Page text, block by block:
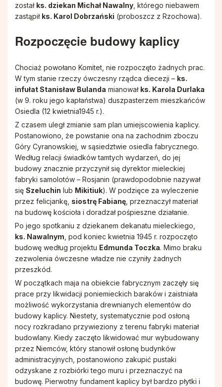
Duszpasterstwo Chorych i Samotnych
Chór Parafialny
został ks. dziekan Michał Nawalny , którego niebawem
zastąpił ks. Karol Dobrzański (proboszcz z Rzochowa).
Rozpoczęcie budowy kaplicy
Chociaż powołano Komitet, nie rozpoczęto żadnych prac.
W tym stanie rzeczy ówczesny rządca diecezji – ks.
infułat Stanisław Bulanda mianował ks. Karola Durlaka
(w 9. roku jego kapłaństwa) duszpasterzem mieszkańców
Osiedla (12 kwietnia1945 r.).
Z czasem uległ zmianie sam plan umiejscowienia kaplicy.
Postanowiono, że powstanie ona na zachodnim zboczu
Góry Cyranowskiej, w sąsiedztwie osiedla fabrycznego.
Według relacji świadków tamtych wydarzeń, do jej
budowy znacznie przyczynił się dyrektor mieleckiej
fabryki samolotów – Rosjanin (prawdopodobnie nazywał
się Szeluchin lub Mikitiuk). W podzięce za wyleczenie
przez felicjankę, siostrę Fabianę , przeznaczył materiał
na budowę kościoła i doradzał pośpieszne działanie.
Po jego spotkaniu z dziekanem dekanatu mieleckiego,
ks. Nawalnym , pod koniec kwietnia 1945 r. rozpoczęto
budowę według projektu Edmunda Toczka. Mimo braku
zezwolenia ówczesne władze nie czyniły żadnych
przeszkód.
W początkach maja na obiekcie fabrycznym zaczęły się
prace przy likwidacji poniemieckich baraków i zaistniała
możliwość wykorzystania drewnianych elementów do
budowy kaplicy. Niestety, systematycznie pod osłoną
nocy rozkradano przywieziony z terenu fabryki materiał
budowlany. Kiedy zaczęto likwidować mur wybudowany
przez Niemców, który stanowił osłonę budynków
administracyjnych, postanowiono zakupić pustaki
odzyskane z rozbiórki tego muru i przeznaczyć na
budowę. Pierwotny fundament kaplicy był bardzo płytki i